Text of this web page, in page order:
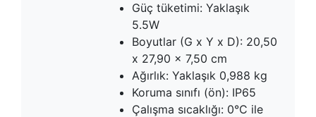
Güç tüketimi: Yaklaşık
5.5W
Boyutlar (G x Y x D): 20,50
x 27,90 x 7,50 cm
Ağırlık: Yaklaşık 0,988 kg
Koruma sınıfı (ön): IP65
Çalışma sıcaklığı: 0°C ile